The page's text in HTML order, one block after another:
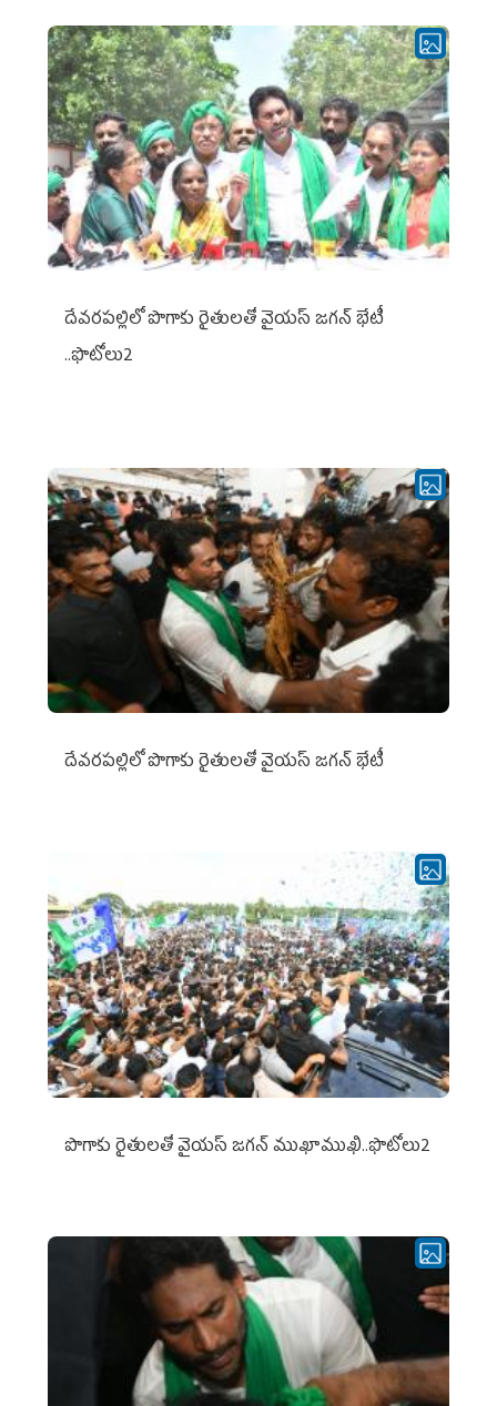
దేవరపల్లిలో పొగాకు రైతులతో వైయస్ జగన్ భేటీ
..ఫొటోలు2
దేవరపల్లిలో పొగాకు రైతులతో వైయస్ జగన్ భేటీ
పొగాకు రైతుల‌తో వైయ‌స్ జ‌గ‌న్ ముఖాముఖి..ఫొటోలు2